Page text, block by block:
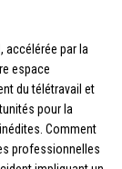
, accélérée par la
espace
du télétravail et
pour la
Comment
professionnelles